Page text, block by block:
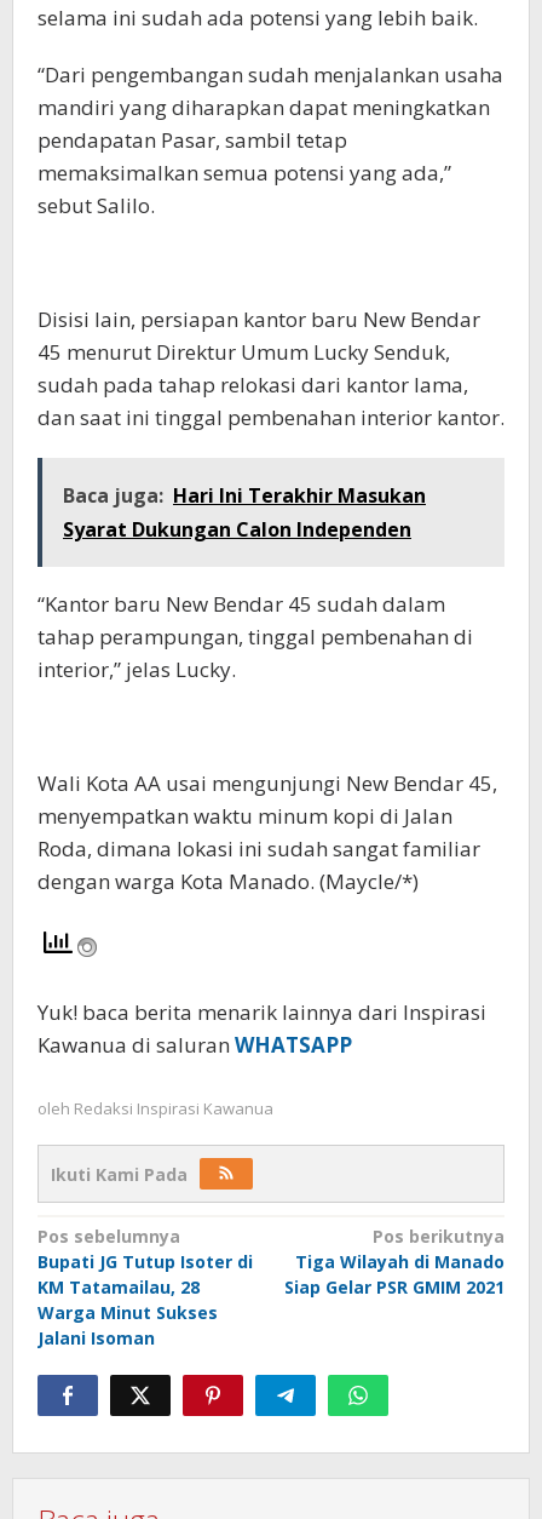
selama ini sudah ada potensi yang lebih baik.
“Dari pengembangan sudah menjalankan usaha
mandiri yang diharapkan dapat meningkatkan
pendapatan Pasar, sambil tetap
memaksimalkan semua potensi yang ada,”
sebut Salilo.
Disisi lain, persiapan kantor baru New Bendar
45 menurut Direktur Umum Lucky Senduk,
sudah pada tahap relokasi dari kantor lama,
dan saat ini tinggal pembenahan interior kantor.
Baca juga: Hari Ini Terakhir Masukan
Syarat Dukungan Calon Independen
“Kantor baru New Bendar 45 sudah dalam
tahap perampungan, tinggal pembenahan di
interior,” jelas Lucky.
Wali Kota AA usai mengunjungi New Bendar 45,
menyempatkan waktu minum kopi di Jalan
Roda, dimana lokasi ini sudah sangat familiar
dengan warga Kota Manado. (Maycle/*)
Yuk! baca berita menarik lainnya dari Inspirasi
Kawanua di saluran WHATSAPP
oleh Redaksi Inspirasi Kawanua
Ikuti Kami Pada
Navigasi
pos
Pos sebelumnya
Bupati JG Tutup Isoter di
KM Tatamailau, 28
Warga Minut Sukses
Jalani Isoman
Pos berikutnya
Tiga Wilayah di Manado
Siap Gelar PSR GMIM 2021